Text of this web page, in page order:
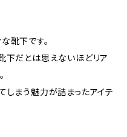
靴下です。
下だとは思えないほどリア
しまう魅力が詰まったアイテ